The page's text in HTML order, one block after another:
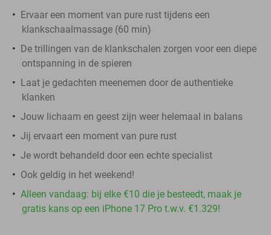
Ervaar een moment van pure rust tijdens een
klankschaalmassage (60 min)
De trillingen van de klankschalen zorgen voor een diepe
ontspanning in de spieren
Laat je gedachten meenemen door de authentieke
klanken
Jouw lichaam en geest zijn weer helemaal in balans
Jij ervaart een moment van pure rust
Je wordt behandeld door een echte specialist
Ook geldig in het weekend!
Alleen vandaag: bij elke €10 die je besteedt, maak je
gratis kans op een iPhone 17 Pro t.w.v. €1.329!